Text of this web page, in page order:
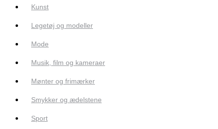
Kunst
Legetøj og modeller
Mode
Musik, film og kameraer
Mønter og frimærker
Smykker og ædelstene
Sport